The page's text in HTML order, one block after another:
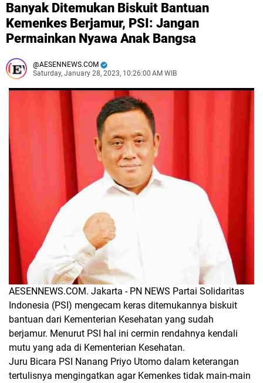
Banyak Ditemukan Biskuit Bantuan
Kemenkes Berjamur, PSI: Jangan
Permainkan Nyawa Anak Bangsa
AESENNEWS.COM
Saturday, January 28, 2023, 10:26:00 AM WIB
AESENNEWS.COM. Jakarta - PN NEWS Partai Solidaritas
Indonesia (PSI) mengecam keras ditemukannya biskuit
bantuan dari Kementerian Kesehatan yang sudah
berjamur. Menurut PSI hal ini cermin rendahnya kendali
mutu yang ada di Kementerian Kesehatan.
Juru Bicara PSI Nanang Priyo Utomo dalam keterangan
tertulisnya mengingatkan agar Kemenkes tidak main-main